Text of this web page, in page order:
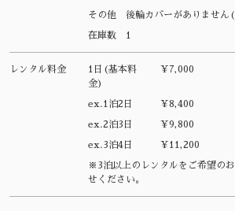
その他 後輪カバーがありません
在庫数 1
レンタル料金
1日(基本料
金)
¥7,000
ex.1泊2日 ¥8,400
ex.2泊3日 ¥9,800
ex.3泊4日 ¥11,200
※3泊以上のレンタルをご希望の
せください。